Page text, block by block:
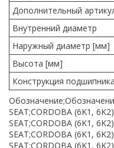
Дополнительный
Внутренний диаметр
Наружный диаметр [мм]
Высота [мм]
Конструкция подшипника
SEAT;CORDOBA (6K1,
SEAT;CORDOBA (6K1,
SEAT;CORDOBA (6K1,
SEAT;CORDOBA (6K1,